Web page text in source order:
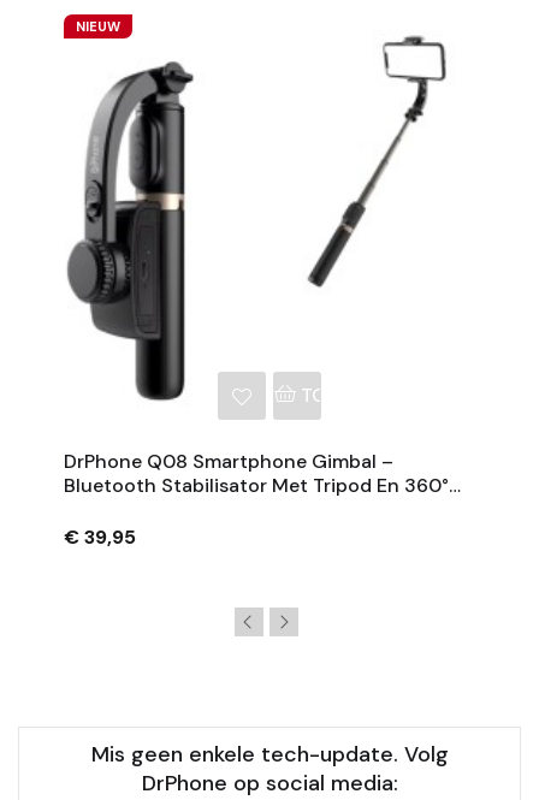
NIEUW
TOEVOEGEN AAN
DrPhone Q08 Smartphone Gimbal –
Bluetooth Stabilisator Met Tripod En 360°
€ 39,95
Mis geen enkele tech-update. Volg
DrPhone op social media: